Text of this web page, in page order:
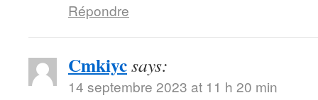
Répondre
Cmkiycsays:
14 septembre 2023 at 11 h 20 min